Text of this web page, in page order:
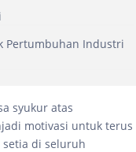
Pertumbuhan Industri
syukur atas
motivasi untuk terus
setia di seluruh